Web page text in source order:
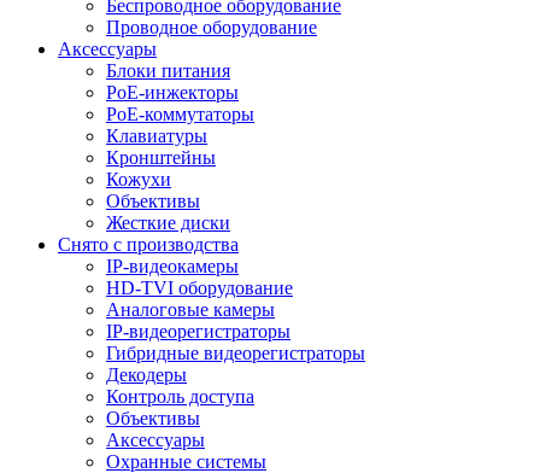
Беспроводное оборудование
Проводное оборудование
Аксессуары
Блоки питания
PoE-инжекторы
PoE-коммутаторы
Клавиатуры
Кронштейны
Кожухи
Объективы
Жесткие диски
Снято с производства
IP-видеокамеры
HD-TVI оборудование
Аналоговые камеры
IP-видеорегистраторы
Гибридные видеорегистраторы
Декодеры
Контроль доступа
Объективы
Аксессуары
Охранные системы